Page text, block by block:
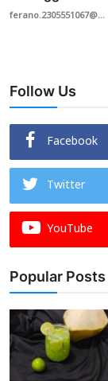
ferano.2305551067@...
Follow Us
Facebook
Twitter
YouTube
Popular Posts